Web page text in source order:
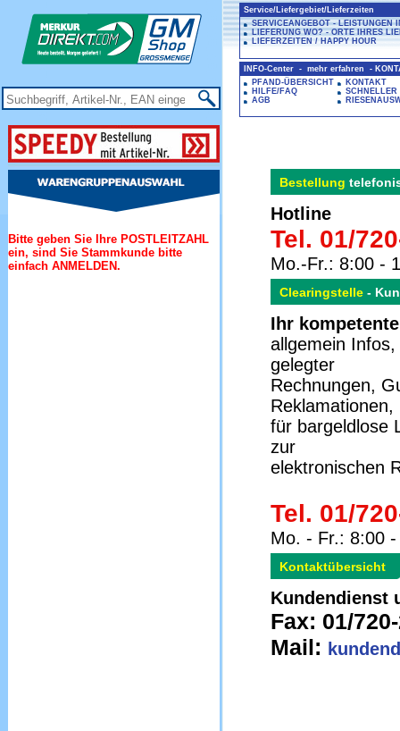
Bitte geben Sie Ihre POSTLEITZAHL
ein, sind Sie Stammkunde bitte
einfach ANMELDEN.
Service/Liefergebiet/Lieferzeiten
SERVICEANGEBOT - LEISTUNGEN
LIEFERUNG WO? - ORTE IHRES
LIEFERZEITEN / HAPPY HOUR
INFO-Center - mehr erfahren -
PFAND-ÜBERSICHT
HILFE/FAQ
AGB
KONTAKT
SCHNELLER
Bestellung
Hotline
Tel. 01/
Mo.-Fr.: 8:00 -
Clearingstelle -
Ihr
allgemein
gelegter
Rechnungen,
Reklamationen,
für bargeldlose
zur
elektronischen
Tel. 01/
Mo. - Fr.: 8:00
Kontaktübersicht
Kundendienst
Fax: 01/
Mail: